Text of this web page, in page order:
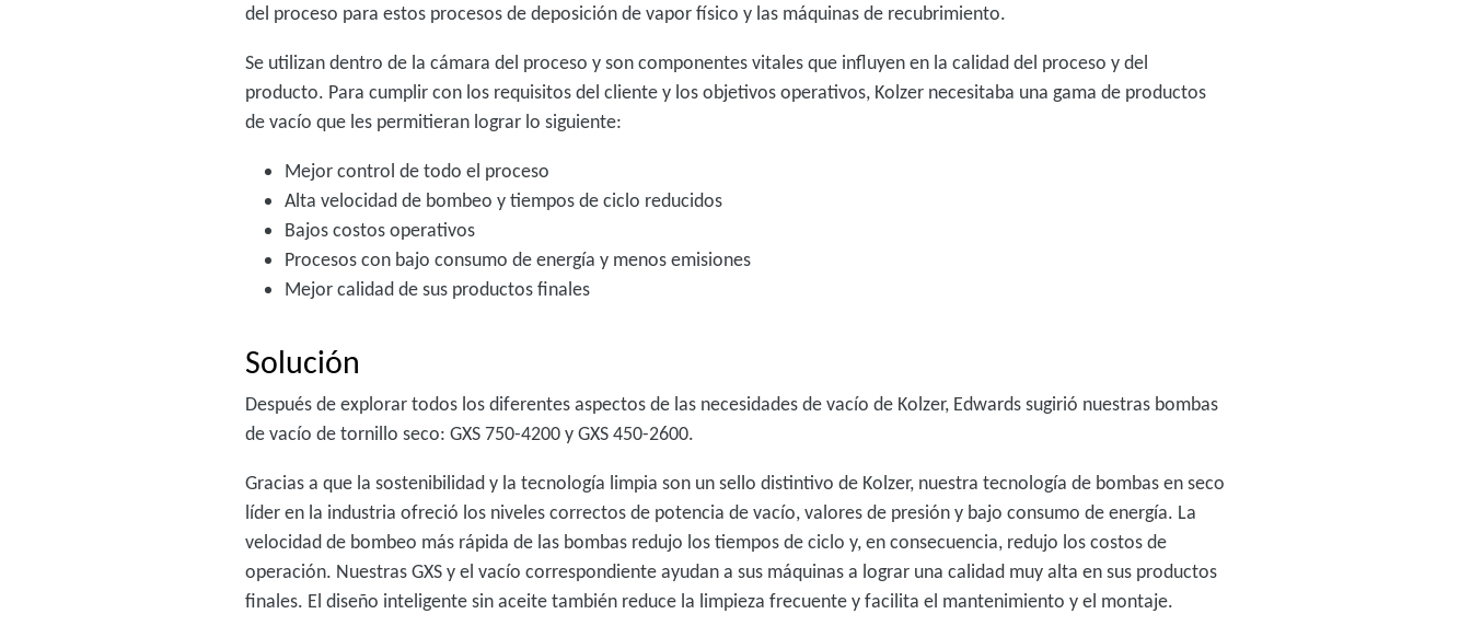
del proceso para estos procesos de deposición de vapor físico y las máquinas de recubrimiento.
Se utilizan dentro de la cámara del proceso y son componentes vitales que influyen en la calidad del proceso y del
producto. Para cumplir con los requisitos del cliente y los objetivos operativos, Kolzer necesitaba una gama de productos
de vacío que les permitieran lograr lo siguiente:
Mejor control de todo el proceso
Alta velocidad de bombeo y tiempos de ciclo reducidos
Bajos costos operativos
Procesos con bajo consumo de energía y menos emisiones
Mejor calidad de sus productos finales
Solución
Después de explorar todos los diferentes aspectos de las necesidades de vacío de Kolzer, Edwards sugirió nuestras bombas
de vacío de tornillo seco: GXS 750-4200 y GXS 450-2600.
Gracias a que la sostenibilidad y la tecnología limpia son un sello distintivo de Kolzer, nuestra tecnología de bombas en seco
líder en la industria ofreció los niveles correctos de potencia de vacío, valores de presión y bajo consumo de energía. La
velocidad de bombeo más rápida de las bombas redujo los tiempos de ciclo y, en consecuencia, redujo los costos de
operación. Nuestras GXS y el vacío correspondiente ayudan a sus máquinas a lograr una calidad muy alta en sus productos
finales. El diseño inteligente sin aceite también reduce la limpieza frecuente y facilita el mantenimiento y el montaje.